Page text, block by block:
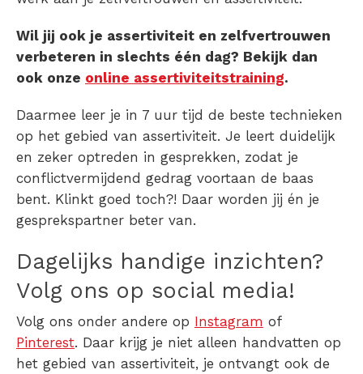
Wil jij ook je assertiviteit en zelfvertrouwen
verbeteren in slechts één dag? Bekijk dan
ook onze online assertiviteitstraining.
Daarmee leer je in 7 uur tijd de beste technieken
op het gebied van assertiviteit. Je leert duidelijk
en zeker optreden in gesprekken, zodat je
conflictvermijdend gedrag voortaan de baas
bent. Klinkt goed toch?! Daar worden jij én je
gesprekspartner beter van.
Dagelijks handige inzichten?
Volg ons op social media!
Volg ons onder andere op Instagram of
Pinterest. Daar krijg je niet alleen handvatten op
het gebied van assertiviteit, je ontvangt ook de